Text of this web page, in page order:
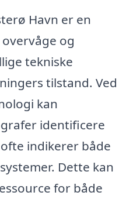
Havn er en
og
tekniske
tilstand. Ved
kan
identificere
indikerer både
Dette kan
for både